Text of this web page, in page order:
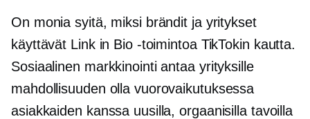
On monia syitä, miksi brändit ja yritykset
käyttävät Link in Bio -toimintoa TikTokin kautta.
Sosiaalinen markkinointi antaa yrityksille
mahdollisuuden olla vuorovaikutuksessa
asiakkaiden kanssa uusilla, orgaanisilla tavoilla